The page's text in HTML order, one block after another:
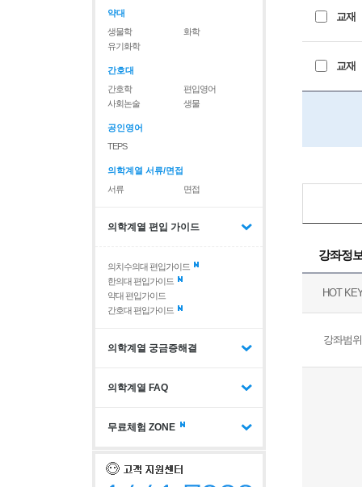
약대
생물학
화학
유기화학
간호대
간호학
편입영어
사회논술
생물
공인영어
TEPS
의학계열 서류/면접
서류
면접
의학계열 편입 가이드
의치수의대 편입가이드
한의대 편입가이드
약대 편입가이드
간호대 편입가이드
의학계열 궁금증해결
의학계열 FAQ
무료체험 ZONE
교재
교재
강좌정
HOT
강좌범위